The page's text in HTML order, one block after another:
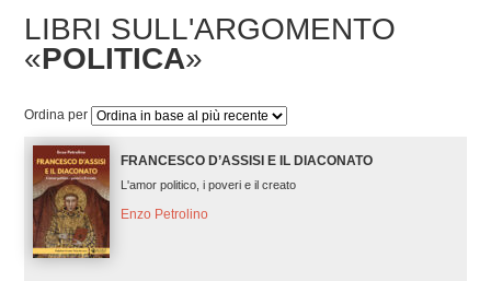
LIBRI SULL'ARGOMENTO
«POLITICA»
Ordina per
FRANCESCO D’ASSISI E IL DIACONATO
L'amor politico, i poveri e il creato
Enzo Petrolino